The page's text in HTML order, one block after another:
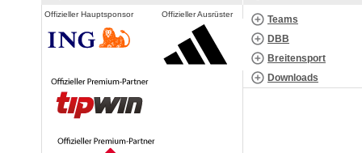
Offizieller Hauptsponsor Offizieller Ausrüster
Teams
DBB
Breitensport
Downloads